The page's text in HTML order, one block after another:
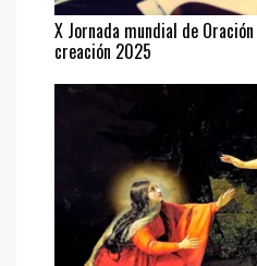
X Jornada mundial de
creación 2025